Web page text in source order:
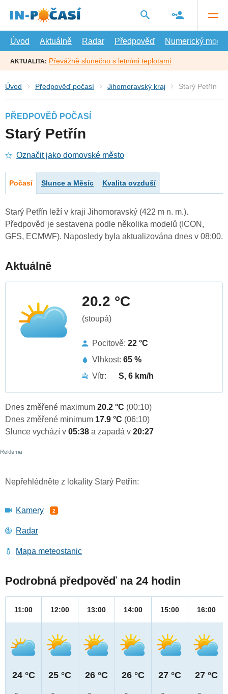
hlavní
Úvod
Aktuálně Radar Předpověď Numerický model
AKTUALITA: Převážně slunečno s letními teplotami
Úvod Předpověď počasí Jihomoravský kraj Starý Petřín
PŘEDPOVĚĎ POČASÍ
Starý Petřín
Označit jako domovské město
Počasí Slunce a Měsíc Kvalita ovzduší
Starý Petřín leží v kraji Jihomoravský (422 m n. m.).
Předpověď je sestavena podle několika modelů (ICON,
GFS, ECMWF). Naposledy byla aktualizována dnes v 08:00.
Aktuálně
20.2 °C
(stoupá)
Pocitově: 22 °C
Vlhkost: 65 %
Vítr:
S, 6 km/h
Dnes změřené maximum 20.2 °C (00:10)
Dnes změřené minimum 17.9 °C (06:10)
Slunce vychází v 05:38 a zapadá v 20:27
Nepřehlédněte z lokality Starý Petřín:
Kamery 2
Radar
Mapa meteostanic
Podrobná předpověď na 24 hodin
11:00
24 °C
12:00
25 °C
13:00
26 °C
14:00
26 °C
15:00
27 °C
16:00
27 °C